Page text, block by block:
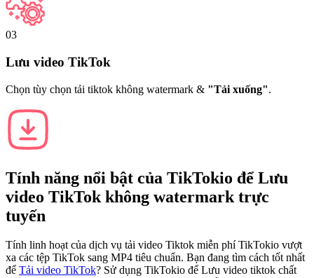
03
Lưu video TikTok
Chọn tùy chọn tải tiktok không watermark & "Tải xuống".
Tính năng nổi bật của TikTokio để Lưu
video TikTok không watermark trực
tuyến
Tính linh hoạt của dịch vụ tải video Tiktok miễn phí TikTokio vượt
xa các tệp TikTok sang MP4 tiêu chuẩn. Bạn đang tìm cách tốt nhất
để Tải video TikTok? Sử dụng TikTokio để Lưu video tiktok chất